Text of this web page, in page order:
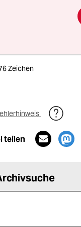
Zeichen
teilen